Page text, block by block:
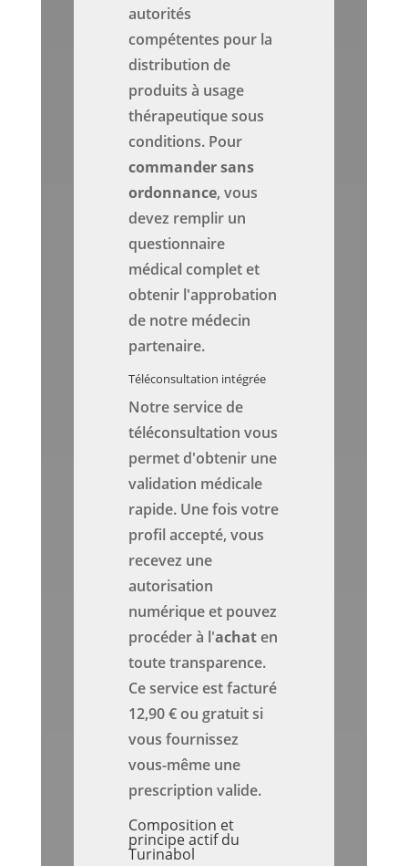
autorités
compétentes pour la
distribution de
produits à usage
thérapeutique sous
conditions. Pour
commander sans
ordonnance, vous
devez remplir un
questionnaire
médical complet et
obtenir l'approbation
de notre médecin
partenaire.
Téléconsultation intégrée
Notre service de
téléconsultation vous
permet d'obtenir une
validation médicale
rapide. Une fois votre
profil accepté, vous
recevez une
autorisation
numérique et pouvez
procéder à l'achaten
toute transparence.
Ce service est facturé
12,90 € ou gratuit si
vous fournissez
vous-même une
prescription valide.
Composition et
principe actif du
Turinabol